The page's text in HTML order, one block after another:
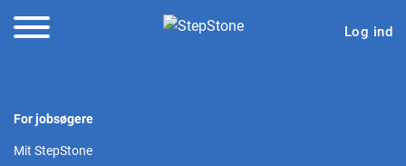
Log ind
For jobsøgere
Mit StepStone